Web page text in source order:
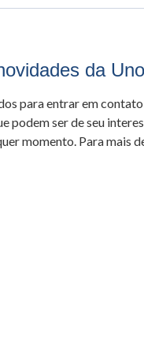
da
para entrar em
podem ser de seu
momento. Para mais